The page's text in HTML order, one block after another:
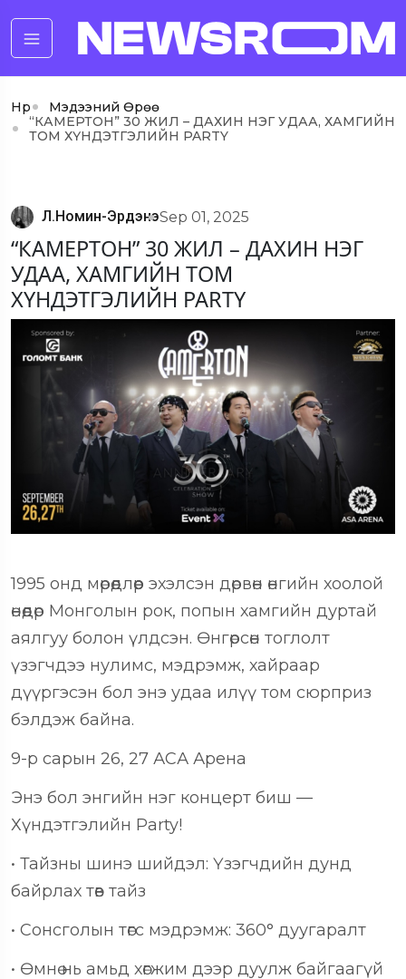
Нүүр
Мэдээний Өрөө
“КАМЕРТОН” 30 ЖИЛ – ДАХИН НЭГ УДАА, ХАМГИЙН
ТОМ ХҮНДЭТГЭЛИЙН PARTY
Л.Номин-ЭрдэнэSep 01, 2025
“КАМЕРТОН” 30 ЖИЛ – ДАХИН НЭГ
УДАА, ХАМГИЙН ТОМ
ХҮНДЭТГЭЛИЙН PARTY
1995 онд мөрөөдлөөр эхэлсэн дөрвөн өнгийн хоолой
өнөөдөр Монголын рок, попын хамгийн дуртай
аялгуу болон үлдсэн. Өнгөрсөн тоглолт
үзэгчдээ нулимс, мэдрэмж, хайраар
дүүргэсэн бол энэ удаа илүү том сюрприз
бэлдэж байна.
9-р сарын 26, 27 АСА Арена
Энэ бол энгийн нэг концерт биш —
Хүндэтгэлийн Party!
• Тайзны шинэ шийдэл: Үзэгчдийн дунд
байрлах төв тайз
• Сонсголын төгс мэдрэмж: 360° дуугаралт
• Өмнө нь амьд хөгжим дээр дуулж байгаагүй